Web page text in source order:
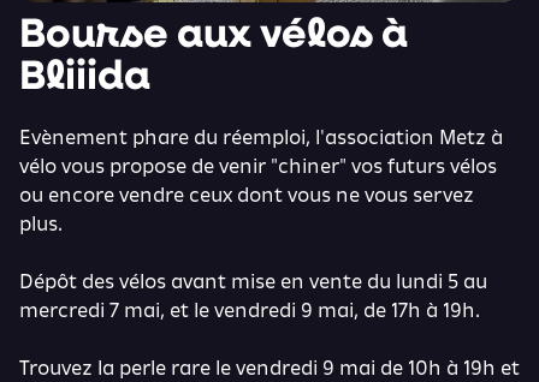
Bourse aux vélos à
Bliiida
Evènement phare du réemploi, l'association Metz à
vélo vous propose de venir "chiner" vos futurs vélos
ou encore vendre ceux dont vous ne vous servez
plus.
Dépôt des vélos avant mise en vente du lundi 5 au
mercredi 7 mai, et le vendredi 9 mai, de 17h à 19h.
Trouvez la perle rare le vendredi 9 mai de 10h à 19h et